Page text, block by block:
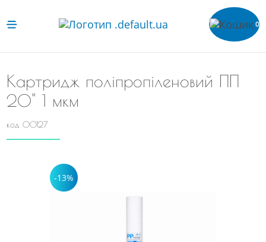
0
Картридж поліпропіленовий ПП
20" 1 мкм
код 00127
-13%